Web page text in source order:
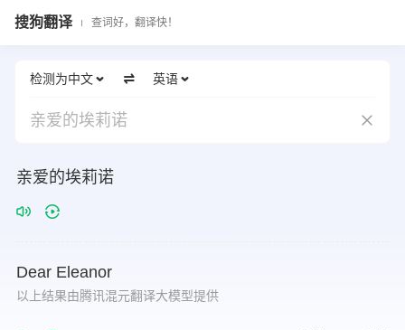
搜狗翻译 查词好，翻译快！
检测为中文 英语
亲爱的埃莉诺
亲爱的埃莉诺
Dear Eleanor
以上结果由腾讯混元翻译大模型提供